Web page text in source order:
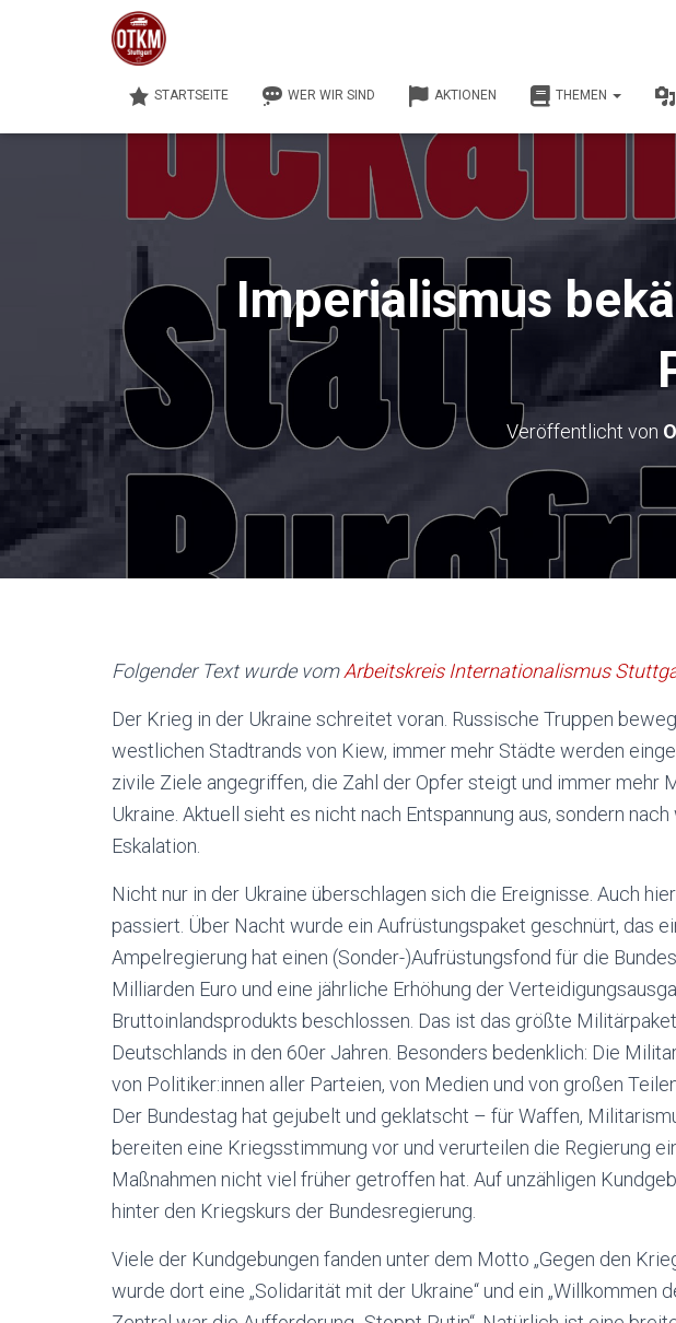
STARTSEITE WER WIR SIND AKTIONEN THEMEN
Imperialismus
Veröffentlicht von
Folgender Text wurde vomArbeitskreis Internationalismus
Der Krieg in der Ukraine schreitet voran. Russische Truppen
westlichen Stadtrands von Kiew, immer mehr Städte werden
zivile Ziele angegriffen, die Zahl der Opfer steigt und immer mehr
Ukraine. Aktuell sieht es nicht nach Entspannung aus, sondern
Eskalation.
Nicht nur in der Ukraine überschlagen sich die Ereignisse. Auch
passiert. Über Nacht wurde ein Aufrüstungspaket geschnürt, das
Ampelregierung hat einen (Sonder-)Aufrüstungsfond für die
Milliarden Euro und eine jährliche Erhöhung der
Bruttoinlandsprodukts beschlossen. Das ist das größte
Deutschlands in den 60er Jahren. Besonders bedenklich: Die
von Politiker:innen aller Parteien, von Medien und von großen
Der Bundestag hat gejubelt und geklatscht – für Waffen,
bereiten eine Kriegsstimmung vor und verurteilen die Regierung
Maßnahmen nicht viel früher getroffen hat. Auf unzähligen
hinter den Kriegskurs der Bundesregierung.
Viele der Kundgebungen fanden unter dem Motto „Gegen den
wurde dort eine „Solidarität mit der Ukraine“ und ein „Willkommen